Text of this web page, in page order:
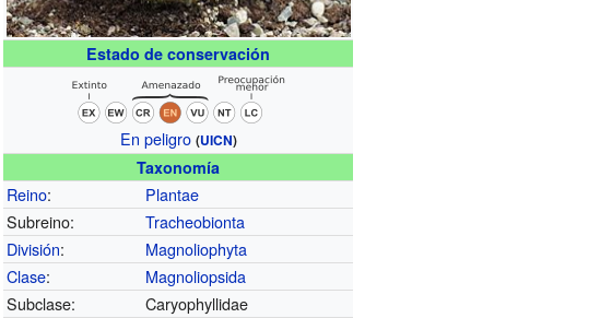
Estado de conservación
En peligro (UICN)
Taxonomía
Reino:
Plantae
Subreino:
Tracheobionta
División:
Magnoliophyta
Clase:
Magnoliopsida
Subclase:
Caryophyllidae